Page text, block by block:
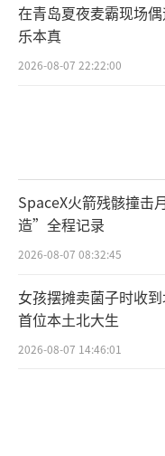
在青岛夏夜麦霸现场
乐本真
2026-08-07 22:22:00
SpaceX火箭残骸撞击
造”全程记录
2026-08-07 08:32:45
女孩摆摊卖菌子时收
首位本土北大生
2026-08-07 14:46:01